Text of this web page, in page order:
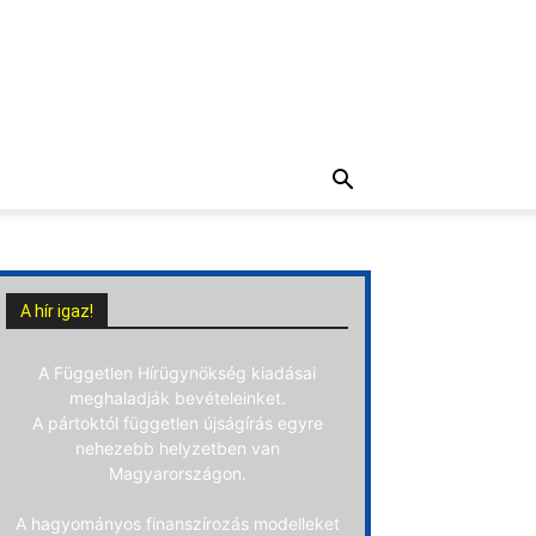
A hír igaz!
A Független Hírügynökség kiadásai
meghaladják bevételeinket.
A pártoktól független újságírás egyre
nehezebb helyzetben van
Magyarországon.
A hagyományos finanszírozás modelleket